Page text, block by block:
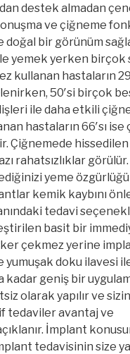
destek almadan
ve çiğneme
doğal bir görünüm
yemek yerken birçok
kullanan hastaların
50′si birçok
ile daha etkili
hastaların 66′sı ise
Çiğnemede
rahatsızlıklar
yeme
kemik kaybını
tedavi
basit bir
çekmez yerine
yumuşak doku ilavesi
geniş bir
olarak yapılır ve
tedaviler avantaj ve
İmplant
tedavisinin size